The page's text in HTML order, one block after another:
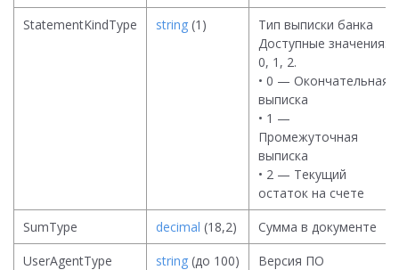
StatementKindType
string (1)
Тип выписки банка
Доступные значения:
0, 1, 2.
• 0 — Окончательная
выписка
• 1 —
Промежуточная
выписка
• 2 — Текущий
остаток на счете
SumType
decimal (18,2)
Сумма в документе
UserAgentType
string (до 100)
Версия ПО